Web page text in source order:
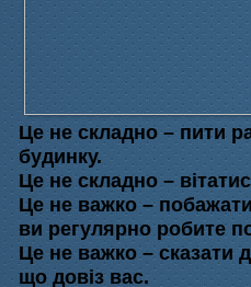
Це не складно – пити
будинку.
Це не складно –
Це не важко –
ви регулярно робите
Це не важко – сказати
що довіз вас.